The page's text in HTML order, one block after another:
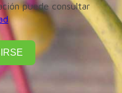
puede consultar